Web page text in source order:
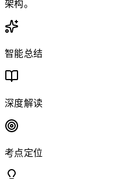
架构。
智能总结
深度解读
考点定位